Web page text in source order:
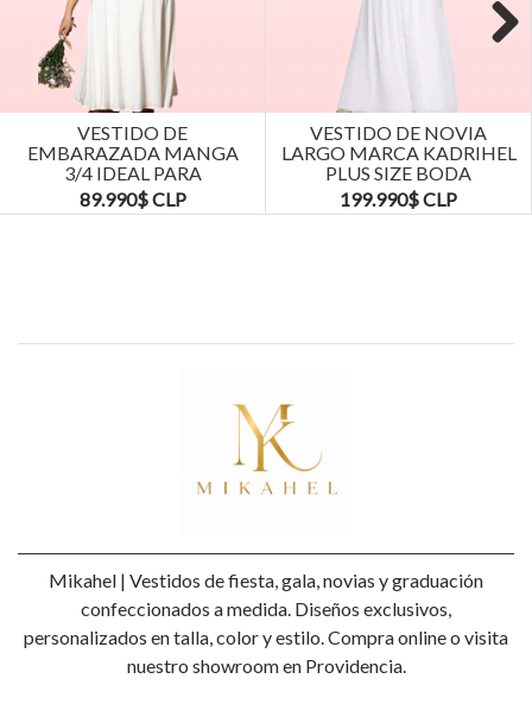
VESTIDO DE
EMBARAZADA MANGA
3/4 IDEAL PARA
MATRIMONIO BODA.
TALLAS...
89.990$ CLP
VESTIDO DE NOVIA
LARGO MARCA KADRIHEL
PLUS SIZE BODA
MATRIMONIO...
199.990$ CLP
Mikahel | Vestidos de fiesta, gala, novias y graduación
confeccionados a medida. Diseños exclusivos,
personalizados en talla, color y estilo. Compra online o visita
nuestro showroom en Providencia.